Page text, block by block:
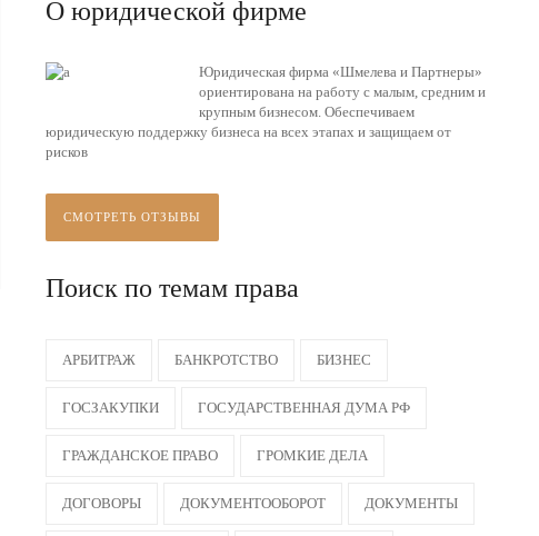
О юридической фирме
Юридическая фирма «Шмелева и Партнеры»
ориентирована на работу с малым, средним и
крупным бизнесом. Обеспечиваем
юридическую поддержку бизнеса на всех этапах и защищаем от
рисков
СМОТРЕТЬ ОТЗЫВЫ
Поиск по темам права
АРБИТРАЖ БАНКРОТСТВО БИЗНЕС
ГОСЗАКУПКИ ГОСУДАРСТВЕННАЯ ДУМА РФ
ГРАЖДАНСКОЕ ПРАВО ГРОМКИЕ ДЕЛА
ДОГОВОРЫ ДОКУМЕНТООБОРОТ ДОКУМЕНТЫ